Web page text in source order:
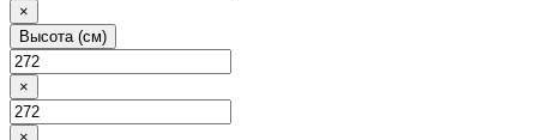
×
Высота (см)
×